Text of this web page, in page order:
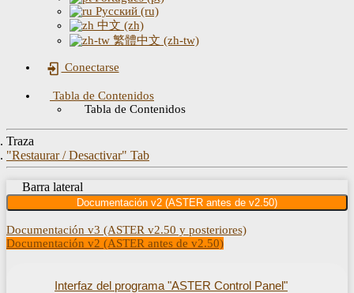
Русский (ru)
中文 (zh)
繁體中文 (zh-tw)
Conectarse
Tabla de Contenidos
Tabla de Contenidos
Traza
"Restaurar / Desactivar" Tab
Barra lateral
Documentación v2 (ASTER antes de v2.50)
Documentación v3 (ASTER v2.50 y posteriores)
Documentación v2 (ASTER antes de v2.50)
Interfaz del programa "ASTER Control Panel"